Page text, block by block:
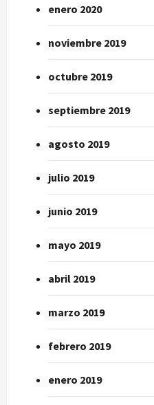
enero 2020
noviembre 2019
octubre 2019
septiembre 2019
agosto 2019
julio 2019
junio 2019
mayo 2019
abril 2019
marzo 2019
febrero 2019
enero 2019